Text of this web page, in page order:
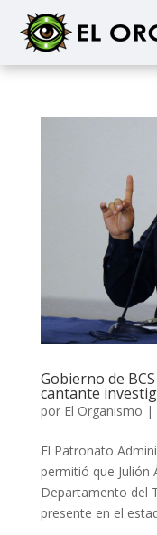
Gobierno de
cantante
por El Organismo |
El Patronato
permitió que Julión
Departamento del
presente en el